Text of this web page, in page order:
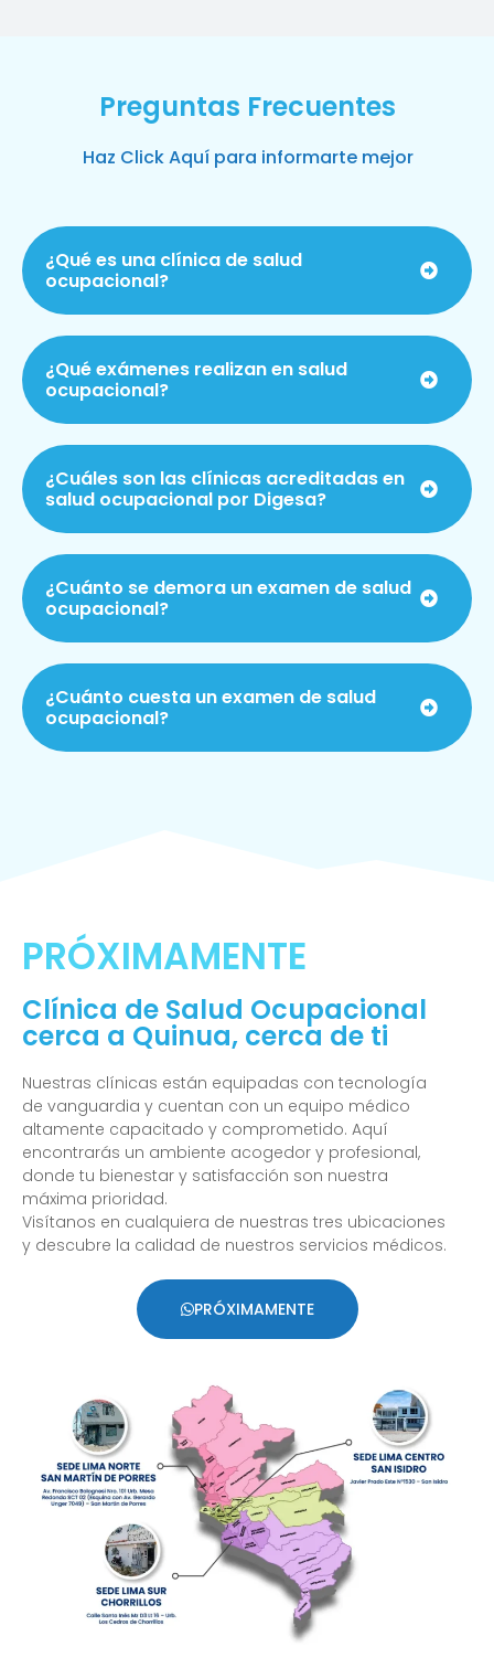
Preguntas Frecuentes
Haz Click Aquí para informarte mejor
¿Qué es una clínica de salud
ocupacional?
¿Qué exámenes realizan en salud
ocupacional?
¿Cuáles son las clínicas acreditadas en
salud ocupacional por Digesa?
¿Cuánto se demora un examen de salud
ocupacional?
¿Cuánto cuesta un examen de salud
ocupacional?
PRÓXIMAMENTE
Clínica de Salud Ocupacional
cerca a Quinua, cerca de ti
Nuestras clínicas están equipadas con tecnología
de vanguardia y cuentan con un equipo médico
altamente capacitado y comprometido. Aquí
encontrarás un ambiente acogedor y profesional,
donde tu bienestar y satisfacción son nuestra
máxima prioridad.
Visítanos en cualquiera de nuestras tres ubicaciones
y descubre la calidad de nuestros servicios médicos.
PRÓXIMAMENTE